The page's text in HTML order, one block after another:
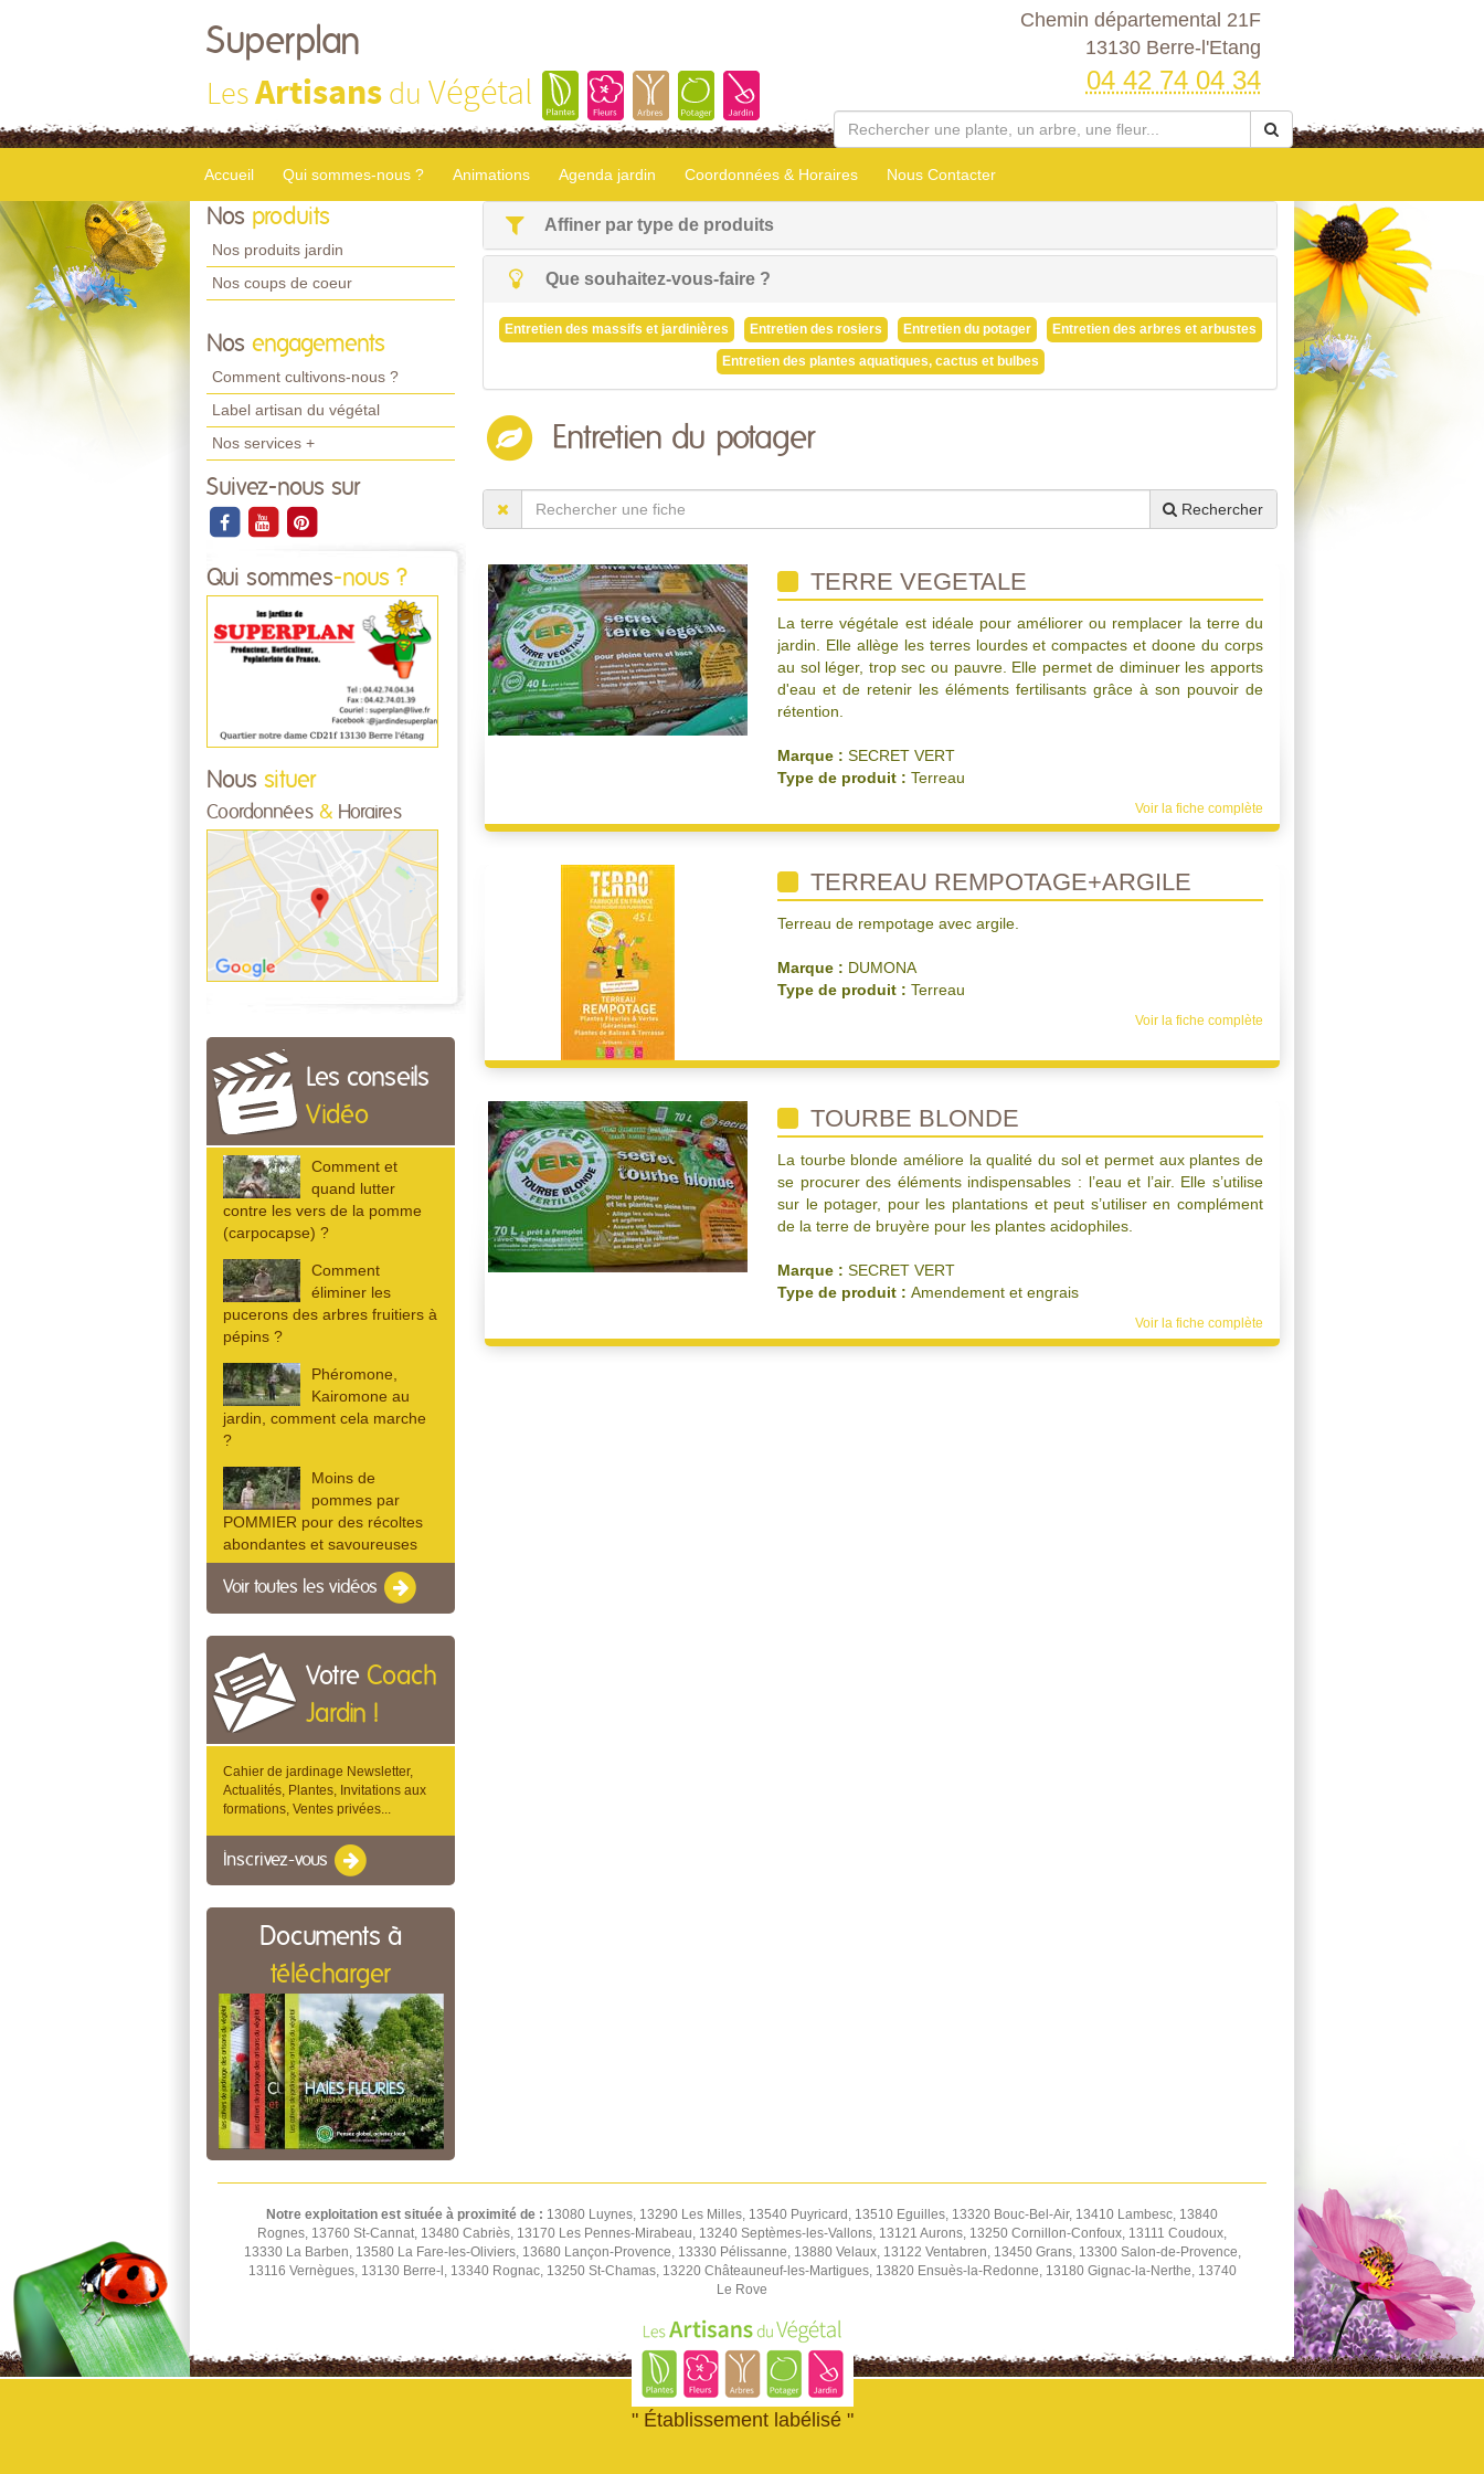
Superplan
LesArtisans du Végétal
Chemin départemental 21F
13130 Berre-l'Etang
04 42 74 04 34
Accueil Qui sommes-nous ? Animations Agenda jardin Coordonnées & Horaires Nous Contacter
Nos produits
Nos produits jardin
Nos coups de coeur
Nos engagements
Comment cultivons-nous ?
Label artisan du végétal
Nos services +
Suivez-nous sur
Qui sommes-nous ?
Nous situer
Coordonnées & Horaires
Les conseils
Vidéo
Comment et
quand lutter
contre les vers de la pomme
(carpocapse) ?
Comment
éliminer les
pucerons des arbres fruitiers à
pépins ?
Phéromone,
Kairomone au
jardin, comment cela marche
?
Moins de
pommes par
POMMIER pour des récoltes
abondantes et savoureuses
Voir toutes les vidéos
Votre Coach
Jardin !
Cahier de jardinage Newsletter,
Actualités, Plantes, Invitations aux
formations, Ventes privées...
Inscrivez-vous
Documents à
télécharger
Affiner par type de produits
Que souhaitez-vous-faire ?
Entretien des massifs et jardinières Entretien des rosiers Entretien du potager Entretien des arbres et arbustes
Entretien des plantes aquatiques, cactus et bulbes
Entretien du potager
Rechercher
TERRE VEGETALE
La terre végétale est idéale pour améliorer ou remplacer la terre du
jardin. Elle allège les terres lourdes et compactes et doone du corps
au sol léger, trop sec ou pauvre. Elle permet de diminuer les apports
d'eau et de retenir les éléments fertilisants grâce à son pouvoir de
rétention.
Marque : SECRET VERT
Type de produit : Terreau
Voir la fiche complète
TERREAU REMPOTAGE+ARGILE
Terreau de rempotage avec argile.
Marque : DUMONA
Type de produit : Terreau
Voir la fiche complète
TOURBE BLONDE
La tourbe blonde améliore la qualité du sol et permet aux plantes de
se procurer des éléments indispensables : l’eau et l’air. Elle s’utilise
sur le potager, pour les plantations et peut s’utiliser en complément
de la terre de bruyère pour les plantes acidophiles.
Marque : SECRET VERT
Type de produit : Amendement et engrais
Voir la fiche complète
Notre exploitation est située à proximité de : 13080 Luynes, 13290 Les Milles, 13540 Puyricard, 13510 Eguilles, 13320 Bouc-Bel-Air, 13410 Lambesc, 13840
Rognes, 13760 St-Cannat, 13480 Cabriès, 13170 Les Pennes-Mirabeau, 13240 Septèmes-les-Vallons, 13121 Aurons, 13250 Cornillon-Confoux, 13111 Coudoux,
13330 La Barben, 13580 La Fare-les-Oliviers, 13680 Lançon-Provence, 13330 Pélissanne, 13880 Velaux, 13122 Ventabren, 13450 Grans, 13300 Salon-de-Provence,
13116 Vernègues, 13130 Berre-l, 13340 Rognac, 13250 St-Chamas, 13220 Châteauneuf-les-Martigues, 13820 Ensuès-la-Redonne, 13180 Gignac-la-Nerthe, 13740
Le Rove
" Établissement labélisé "